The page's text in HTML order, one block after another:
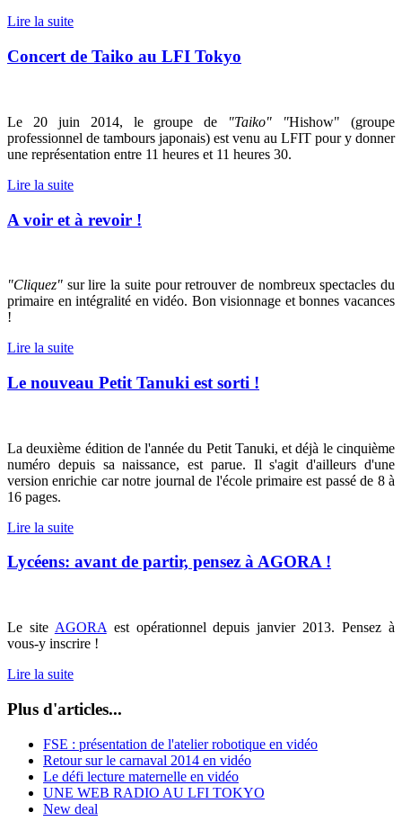
Lire la suite
Concert de Taiko au LFI Tokyo
Le 20 juin 2014, le groupe de "Taiko" "Hishow" (groupe
professionnel de tambours japonais) est venu au LFIT pour y donner
une représentation entre 11 heures et 11 heures 30.
Lire la suite
A voir et à revoir !
"Cliquez" sur lire la suite pour retrouver de nombreux spectacles du
primaire en intégralité en vidéo. Bon visionnage et bonnes vacances
!
Lire la suite
Le nouveau Petit Tanuki est sorti !
La deuxième édition de l'année du Petit Tanuki, et déjà le cinquième
numéro depuis sa naissance, est parue. Il s'agit d'ailleurs d'une
version enrichie car notre journal de l'école primaire est passé de 8 à
16 pages.
Lire la suite
Lycéens: avant de partir, pensez à AGORA !
Le site AGORA est opérationnel depuis janvier 2013. Pensez à
vous-y inscrire !
Lire la suite
Plus d'articles...
FSE : présentation de l'atelier robotique en vidéo
Retour sur le carnaval 2014 en vidéo
Le défi lecture maternelle en vidéo
UNE WEB RADIO AU LFI TOKYO
New deal